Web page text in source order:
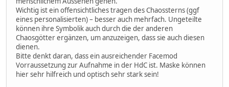
Wichtig ist ein offensichtliches tragen des Chaossterns (ggf
eines personalisierten) – besser auch mehrfach. Ungeteilte
können ihre Symbolik auch durch die der anderen
Chaosgötter ergänzen, um anzuzeigen, dass sie auch diesen
dienen.
Bitte denkt daran, dass ein ausreichender Facemod
Vorraussetzung zur Aufnahme in der HdC ist. Maske können
hier sehr hilfreich und optisch sehr stark sein!